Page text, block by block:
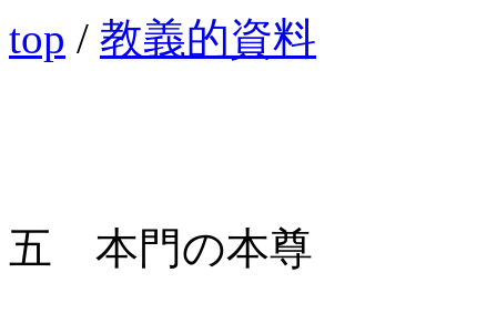
top / 教義的資料
五 本門の本尊